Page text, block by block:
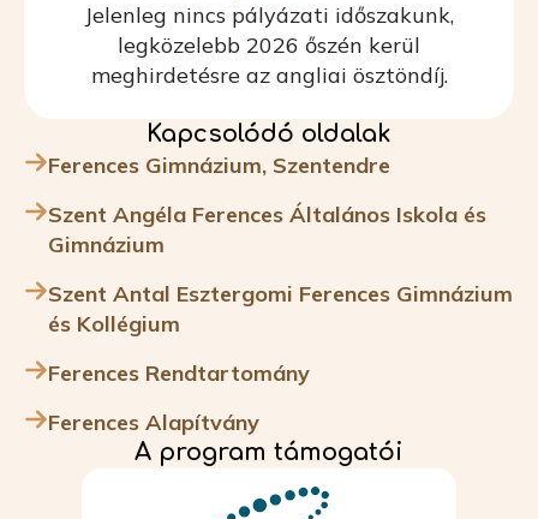
Jelenleg nincs pályázati időszakunk,
legközelebb 2026 őszén kerül
meghirdetésre az angliai ösztöndíj.
Kapcsolódó oldalak
Ferences Gimnázium, Szentendre
Szent Angéla Ferences Általános Iskola és
Gimnázium
Szent Antal Esztergomi Ferences Gimnázium
és Kollégium
Ferences Rendtartomány
Ferences Alapítvány
A program támogatói